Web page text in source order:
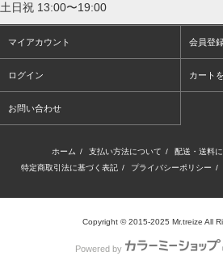
土日祝 13:00〜19:00
マイアカウント 会員登
ログイン カート
お問い合わせ
ホーム / 支払い方法について / 配送・送料
特定商取引法に基づく表記 / プライバシーポリシー /
Copyright © 2015-2025 Mr.treize All
Powered by